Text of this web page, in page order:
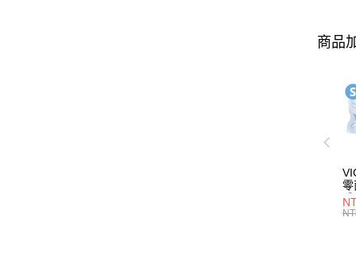
商品
零
體